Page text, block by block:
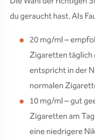
du geraucht hast. Als
20 mg/ml –
Zigaretten täglich
entspricht in der
normalen
10 mg/ml – gut
Zigaretten am
eine niedrigere